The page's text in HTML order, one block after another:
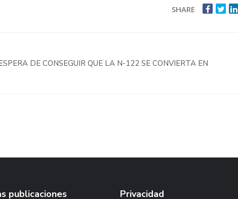
SHARE
DE CONSEGUIR QUE LA N-122 SE CONVIERTA EN
publicaciones Privacidad